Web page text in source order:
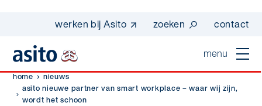
werken bij Asito zoeken contact
menu
home
home
nieuws
asito nieuwe partner van smart workplace – waar wij zijn,
wordt het schoon